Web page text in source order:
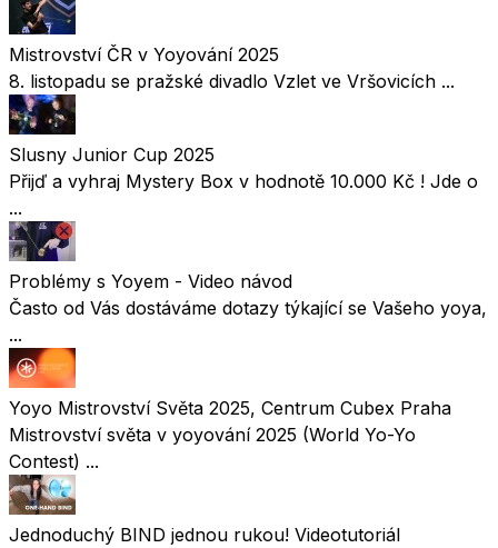
Mistrovství ČR v Yoyování 2025
8. listopadu se pražské divadlo Vzlet ve Vršovicích ...
Slusny Junior Cup 2025
Přijď a vyhraj Mystery Box v hodnotě 10.000 Kč ! Jde o
...
Problémy s Yoyem - Video návod
Často od Vás dostáváme dotazy týkající se Vašeho yoya,
...
Yoyo Mistrovství Světa 2025, Centrum Cubex Praha
Mistrovství světa v yoyování 2025 (World Yo-Yo
Contest) ...
Jednoduchý BIND jednou rukou! Videotutoriál